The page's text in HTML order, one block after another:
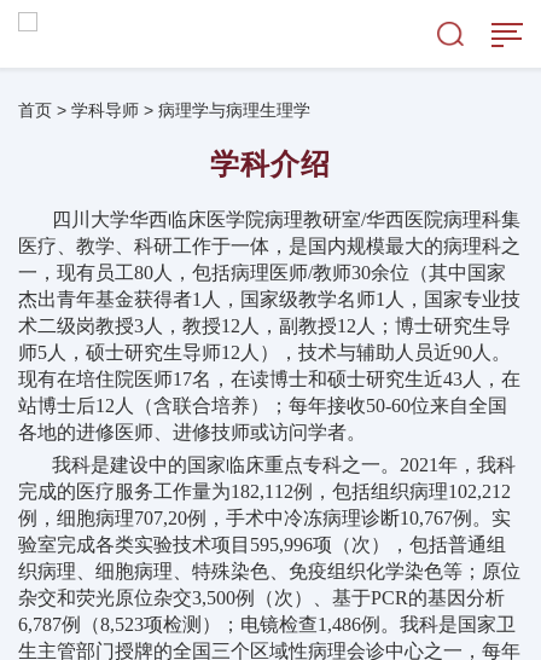
首页 > 学科导师 > 病理学与病理生理学
学科介绍
四川大学华西临床医学院病理教研室/华西医院病理科集
医疗、教学、科研工作于一体，是国内规模最大的病理科之
一，现有员工80人，包括病理医师/教师30余位（其中国家
杰出青年基金获得者1人，国家级教学名师1人，国家专业技
术二级岗教授3人，教授12人，副教授12人；博士研究生导
师5人，硕士研究生导师12人），技术与辅助人员近90人。
现有在培住院医师17名，在读博士和硕士研究生近43人，在
站博士后12人（含联合培养）；每年接收50-60位来自全国
各地的进修医师、进修技师或访问学者。
我科是建设中的国家临床重点专科之一。 2021年，我科
完成的医疗服务工作量为182,112例，包括组织病理102,212
例，细胞病理707,20例，手术中冷冻病理诊断10,767例。实
验室完成各类实验技术项目595,996项（次），包括普通组
织病理、细胞病理、特殊染色、免疫组织化学染色等；原位
杂交和荧光原位杂交3,500例（次）、基于PCR的基因分析
6,787例（8,523项检测）；电镜检查1,486例。我科是国家卫
生主管部门授牌的全国三个区域性病理会诊中心之一，每年